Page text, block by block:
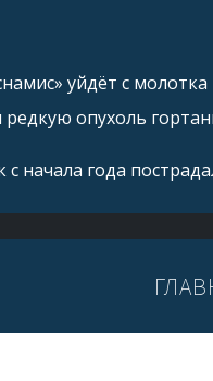
уйдёт с молотка
опухоль
начала года